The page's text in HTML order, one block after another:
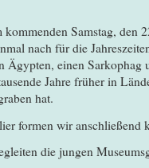
Samstag, den
nach für die
einen Sarkophag
Jahre früher in
hat.
formen wir anschließend
die jungen